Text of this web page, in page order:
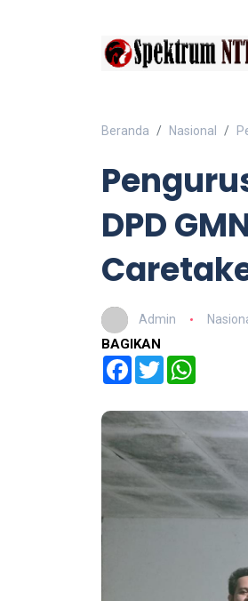
Beranda Nasional
DPD
Admin
BAGIKAN
Facebook
Twitter